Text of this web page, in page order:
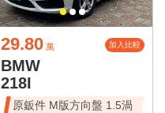
29.80 萬 加入比較
BMW
218I
原鈑件 M版方向盤 1.5渦